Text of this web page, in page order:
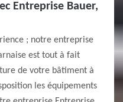
Entreprise Bauer,
; notre entreprise
est tout à fait
de votre bâtiment à
les équipements